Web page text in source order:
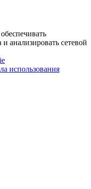
анализировать сетевой
использования